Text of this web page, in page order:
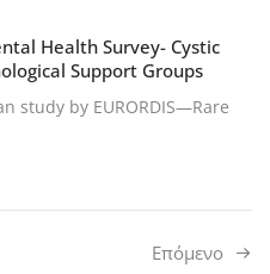
Health Survey- Cystic
Support Groups
study by EURORDIS—Rare
Επόμενο